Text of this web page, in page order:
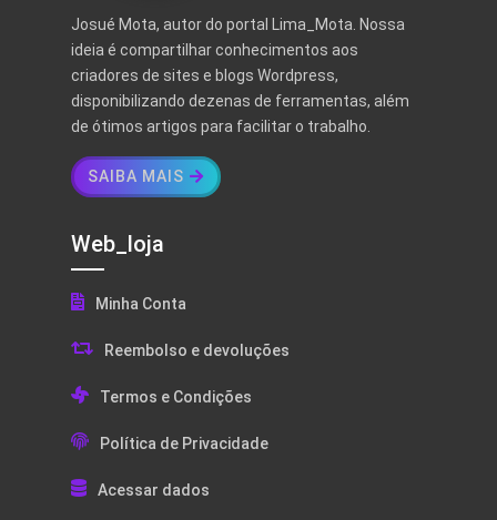
Josué Mota, autor do portal Lima_Mota. Nossa
ideia é compartilhar conhecimentos aos
criadores de sites e blogs Wordpress,
disponibilizando dezenas de ferramentas, além
de ótimos artigos para facilitar o trabalho.
SAIBA MAIS
Web_loja
Minha Conta
Reembolso e devoluções
Termos e Condições
Política de Privacidade
Acessar dados